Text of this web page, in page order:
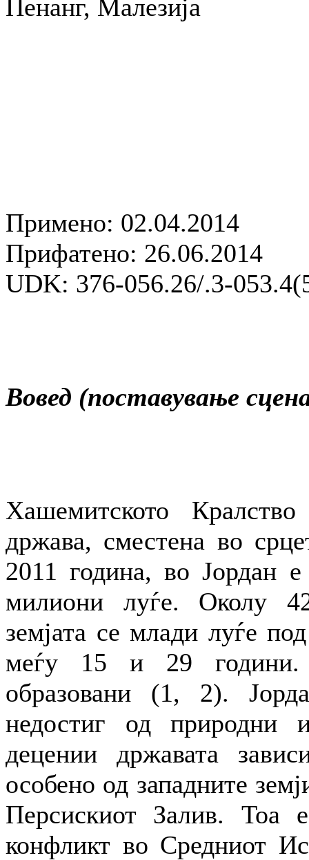
Пенанг, Малезија
Примено: 02.04.2014
Прифатено: 26.06.2014
UDK: 376-056.26/.3-
Вовед (поставување
Хашемитското
држава, сместена во
2011 година, во Јордан
милиони луѓе. Околу
земјата се млади луѓе
меѓу 15 и 29 години.
образовани (1, 2).
недостиг од природни
децении државата
особено од западните
Персискиот Залив. Тоа
конфликт во Средниот